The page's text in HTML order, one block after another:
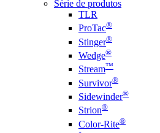
Série de produtos
TLR
ProTac®
Stinger®
Wedge®
Stream™
Survivor®
Sidewinder®
Strion®
Color-Rite®